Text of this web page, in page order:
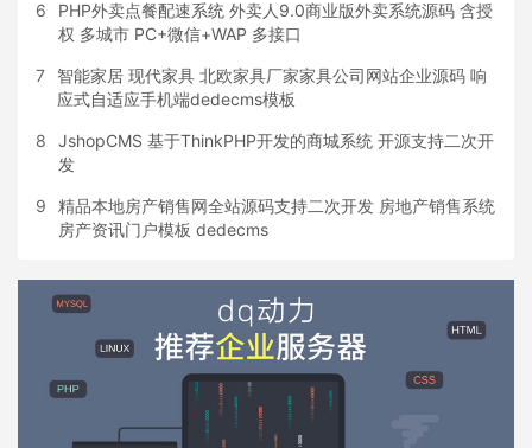
6
PHP外卖点餐配速系统 外卖人9.0商业版外卖系统源码 含授
权 多城市 PC+微信+WAP 多接口
7
智能家居 现代家具 北欧家具厂家家具公司网站企业源码 响
应式自适应手机端dedecms模板
8
JshopCMS 基于ThinkPHP开发的商城系统 开源支持二次开
发
9
精品本地房产销售网全站源码支持二次开发 房地产销售系统
房产资讯门户模板 dedecms